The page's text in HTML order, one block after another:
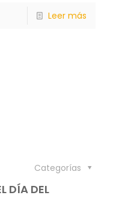
Leer más
Categorías
DÍA DEL